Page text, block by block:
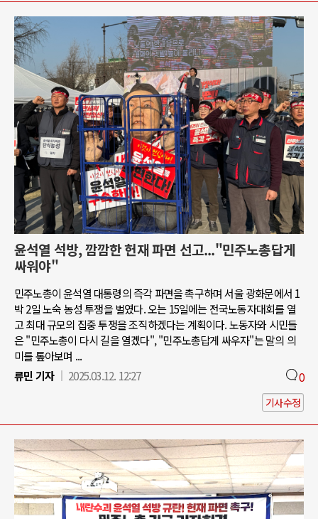
윤석열 석방, 깜깜한 헌재 파면 선고..."민주노총답게
싸워야"
민주노총이 윤석열 대통령의 즉각 파면을 촉구하며 서울 광화문에서 1
박 2일 노숙 농성 투쟁을 벌였다. 오는 15일에는 전국노동자대회를 열
고 최대 규모의 집중 투쟁을 조직하겠다는 계획이다. 노동자와 시민들
은 "민주노총이 다시 길을 열겠다", "민주노총답게 싸우자"는 말의 의
미를 톺아보며 ...
류민 기자
2025.03.12. 12:27 0
기사수정